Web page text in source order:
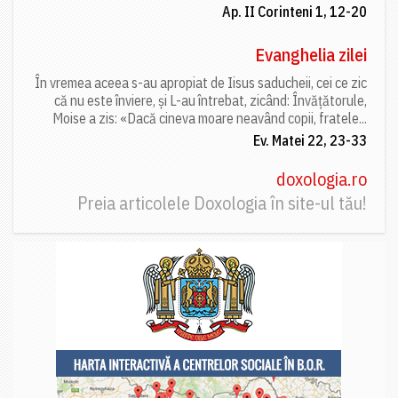
Ap. II Corinteni 1, 12-20
Evanghelia zilei
În vremea aceea s-au apropiat de Iisus saducheii, cei ce zic
că nu este înviere, și L-au întrebat, zicând: Învățătorule,
Moise a zis: «Dacă cineva moare neavând copii, fratele...
Ev. Matei 22, 23-33
doxologia.ro
Preia articolele Doxologia în site-ul tău!